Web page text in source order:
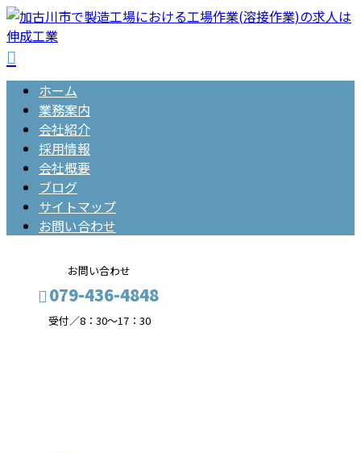
ホーム
業務案内
会社紹介
採用情報
会社概要
ブログ
サイトマップ
お問い合わせ
お問い合わせ
079-436-4848
受付／8：30～17：30